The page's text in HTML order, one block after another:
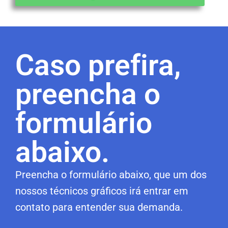
Caso prefira,
preencha o
formulário
abaixo.
Preencha o formulário abaixo, que um dos
nossos técnicos gráficos irá entrar em
contato para entender sua demanda.